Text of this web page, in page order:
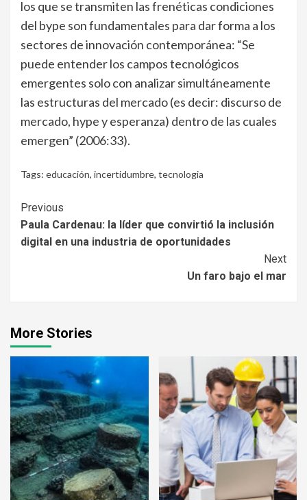
los que se transmiten las frenéticas condiciones
del bype son fundamentales para dar forma a los
sectores de innovación contemporánea: “Se
puede entender los campos tecnológicos
emergentes solo con analizar simultáneamente
las estructuras del mercado (es decir: discurso de
mercado, hype y esperanza) dentro de las cuales
emergen” (2006:33).
Tags: educación, incertidumbre, tecnologia
Continue
Reading
Previous
Paula Cardenau: la líder que convirtió la inclusión
digital en una industria de oportunidades
Next
Un faro bajo el mar
More Stories